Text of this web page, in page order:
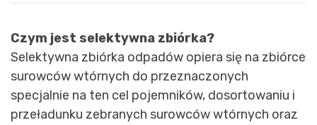
Czym jest selektywna zbiórka?
Selektywna zbiórka odpadów opiera się na zbiórce
surowców wtórnych do przeznaczonych
specjalnie na ten cel pojemników, dosortowaniu i
przeładunku zebranych surowców wtórnych oraz